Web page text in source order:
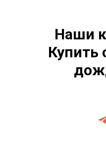
Наши
Купить